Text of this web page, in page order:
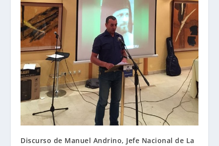
Discurso de Manuel Andrino, Jefe Nacional de La